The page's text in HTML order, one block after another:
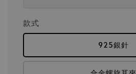
款式
925銀針